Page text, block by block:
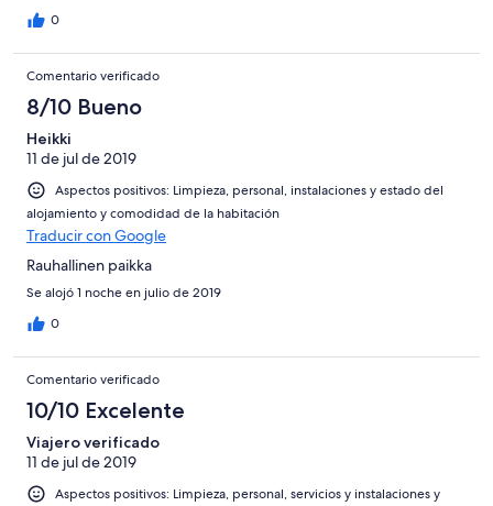
0
Comentario verificado
8/10 Bueno
Heikki
11 de jul de 2019
Aspectos positivos: Limpieza, personal, instalaciones y estado del
alojamiento y comodidad de la habitación
Traducir con Google
Rauhallinen paikka
Se alojó 1 noche en julio de 2019
0
Comentario verificado
10/10 Excelente
Viajero verificado
11 de jul de 2019
Aspectos positivos: Limpieza, personal, servicios y instalaciones y